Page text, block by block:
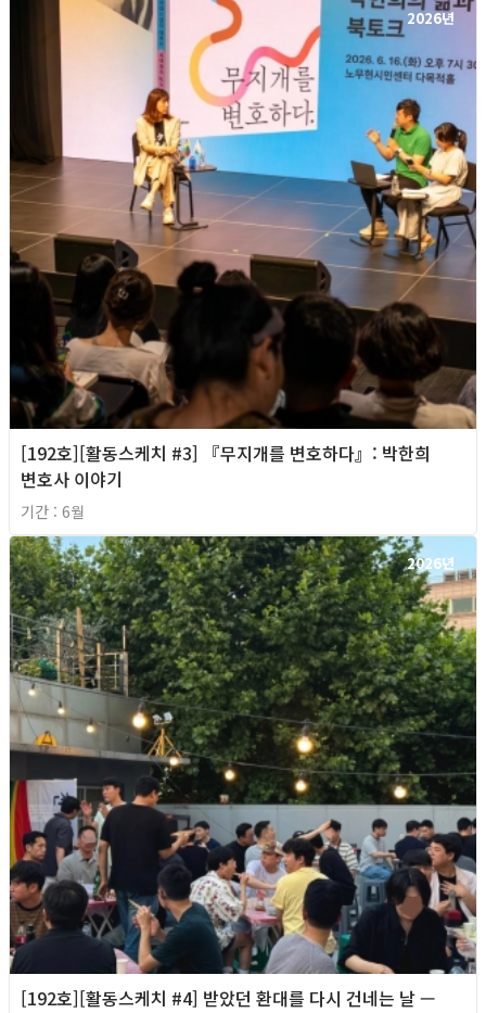
2026년
[192호][활동스케치 #3] 『무지개를 변호하다』: 박한희
변호사 이야기
기간 : 6월
2026년
[192호][활동스케치 #4] 받았던 환대를 다시 건네는 날 —